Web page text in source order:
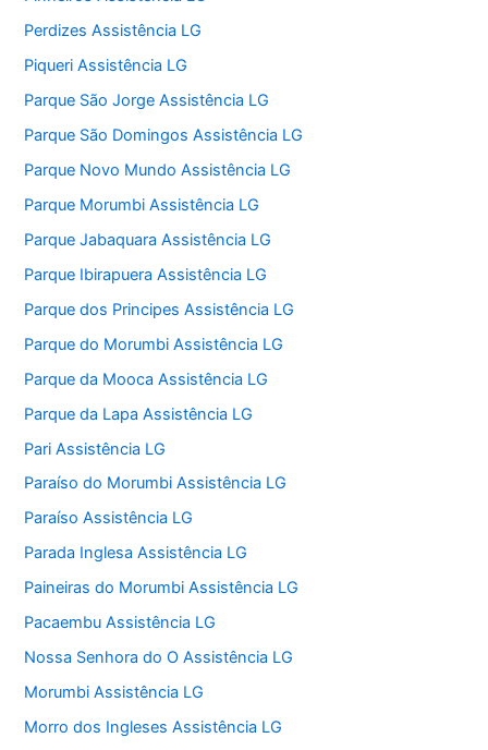
Perdizes Assistência LG
Piqueri Assistência LG
Parque São Jorge Assistência LG
Parque São Domingos Assistência LG
Parque Novo Mundo Assistência LG
Parque Morumbi Assistência LG
Parque Jabaquara Assistência LG
Parque Ibirapuera Assistência LG
Parque dos Principes Assistência LG
Parque do Morumbi Assistência LG
Parque da Mooca Assistência LG
Parque da Lapa Assistência LG
Pari Assistência LG
Paraíso do Morumbi Assistência LG
Paraíso Assistência LG
Parada Inglesa Assistência LG
Paineiras do Morumbi Assistência LG
Pacaembu Assistência LG
Nossa Senhora do O Assistência LG
Morumbi Assistência LG
Morro dos Ingleses Assistência LG